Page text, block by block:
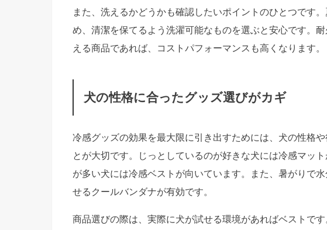
また、洗えるかどうかも確認したいポイントのひとつです
め、清潔を保てるよう洗濯可能なものを選ぶと安心です。
える商品であれば、コストパフォーマンスも高くなります。
犬の性格に合ったグッズ選びがカギ
冷感グッズの効果を最大限に引き出すためには、犬の性格
とが大切です。じっとしているのが好きな犬には冷感マッ
が多い犬には冷感ベストが向いています。また、暑がりで
せるクールバンダナが有効です。
商品選びの際は、実際に犬が試せる環境があればベストで